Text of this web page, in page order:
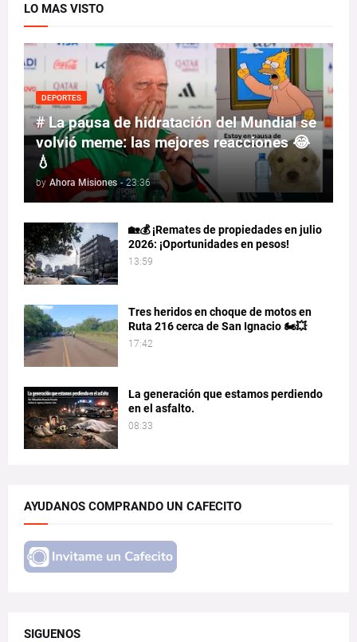
LO MAS VISTO
DEPORTES
# La pausa de hidratación del Mundial se
volvió meme: las mejores reacciones 😂
💧
by Ahora Misiones - 23:36
🏡💰 ¡Remates de propiedades en julio
2026: ¡Oportunidades en pesos!
13:59
Tres heridos en choque de motos en
Ruta 216 cerca de San Ignacio 🏍️💥
17:42
La generación que estamos perdiendo
en el asfalto.
08:33
AYUDANOS COMPRANDO UN CAFECITO
SIGUENOS